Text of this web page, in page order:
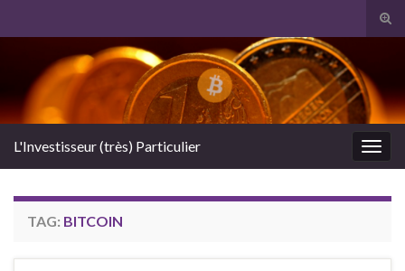
Search for:
L'Investisseur (très) Particulier
TAG: BITCOIN